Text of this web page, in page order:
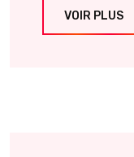
VOIR PLUS